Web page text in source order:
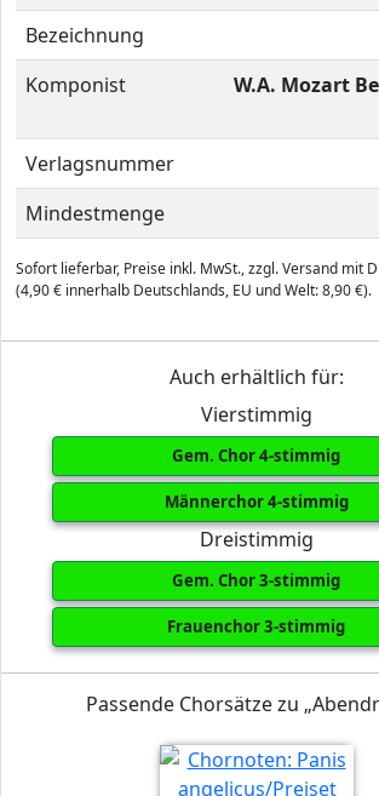
Bezeichnung
Komponist
W.A. Mozart
Verlagsnummer
Mindestmenge
Sofort lieferbar, Preise inkl. MwSt., zzgl. Versand mit
(4,90 € innerhalb Deutschlands, EU und Welt: 8,90 €).
Auch erhältlich für:
Vierstimmig
Gem. Chor 4-stimmig
Männerchor 4-stimmig
Dreistimmig
Gem. Chor 3-stimmig
Frauenchor 3-stimmig
Passende Chorsätze zu